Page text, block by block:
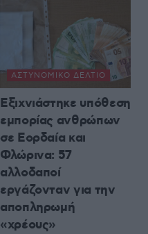
ΑΣΤΥΝΟΜΙΚΌ ΔΕΛΤΊΟ
Εξιχνιάστηκε υπόθεση
εμπορίας ανθρώπων
σε Εορδαία και
Φλώρινα: 57
αλλοδαποί
εργάζονταν για την
αποπληρωμή
«χρέους»